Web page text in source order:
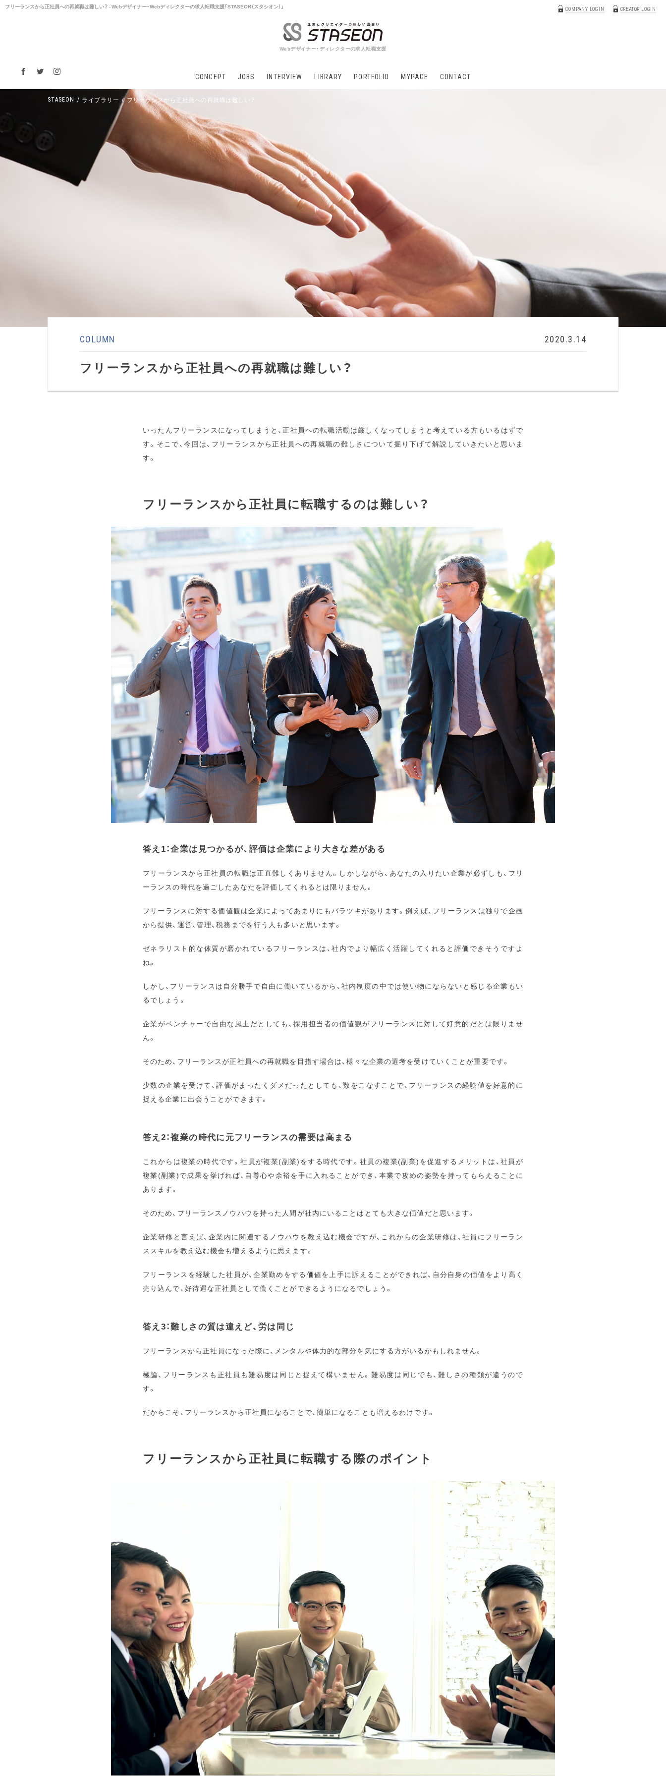
フリーランスから正社員への再就職は難しい？ - Webデザイナー・Webディレクターの求人転職支援「STASEON（スタシオン）」
Webデザイナー・ディレクターの求人転職支援
CONCEPT JOBS INTERVIEW LIBRARY PORTFOLIO MYPAGE CONTACT
COMPANY LOGIN CREATOR LOGIN
STASEON ライブラリー フリーランスから正社員への再就職は難しい？
COLUMN 2020.3.14
フリーランスから正社員への再就職は難しい？
いったんフリーランスになってしまうと、正社員への転職活動は厳しくなってしまうと考えている方もいるはずで
す。そこで、今回は、フリーランスから正社員への再就職の難しさについて掘り下げて解説していきたいと思いま
す。
フリーランスから正社員に転職するのは難しい？
答え1：企業は見つかるが、評価は企業により大きな差がある
フリーランスから正社員の転職は正直難しくありません。しかしながら、あなたの入りたい企業が必ずしも、フリ
ーランスの時代を過ごしたあなたを評価してくれるとは限りません。
フリーランスに対する価値観は企業によってあまりにもバラツキがあります。例えば、フリーランスは独りで企画
から提供、運営、管理、税務までを行う人も多いと思います。
ゼネラリスト的な体質が磨かれているフリーランスは、社内でより幅広く活躍してくれると評価できそうですよ
ね。
しかし、フリーランスは自分勝手で自由に働いているから、社内制度の中では使い物にならないと感じる企業もい
るでしょう。
企業がベンチャーで自由な風土だとしても、採用担当者の価値観がフリーランスに対して好意的だとは限りませ
ん。
そのため、フリーランスが正社員への再就職を目指す場合は、様々な企業の選考を受けていくことが重要です。
少数の企業を受けて、評価がまったくダメだったとしても、数をこなすことで、フリーランスの経験値を好意的に
捉える企業に出会うことができます。
答え2：複業の時代に元フリーランスの需要は高まる
これからは複業の時代です。社員が複業(副業)をする時代です。社員の複業(副業)を促進するメリットは、社員が
複業(副業)で成果を挙げれば、自尊心や余裕を手に入れることができ、本業で攻めの姿勢を持ってもらえることに
あります。
そのため、フリーランスノウハウを持った人間が社内にいることはとても大きな価値だと思います。
企業研修と言えば、企業内に関連するノウハウを教え込む機会ですが、これからの企業研修は、社員にフリーラン
ススキルを教え込む機会も増えるように思えます。
フリーランスを経験した社員が、企業勤めをする価値を上手に訴えることができれば、自分自身の価値をより高く
売り込んで、好待遇な正社員として働くことができるようになるでしょう。
答え3：難しさの質は違えど、労は同じ
フリーランスから正社員になった際に、メンタルや体力的な部分を気にする方がいるかもしれません。
極論、フリーランスも正社員も難易度は同じと捉えて構いません。難易度は同じでも、難しさの種類が違うので
す。
だからこそ、フリーランスから正社員になることで、簡単になることも増えるわけです。
フリーランスから正社員に転職する際のポイント